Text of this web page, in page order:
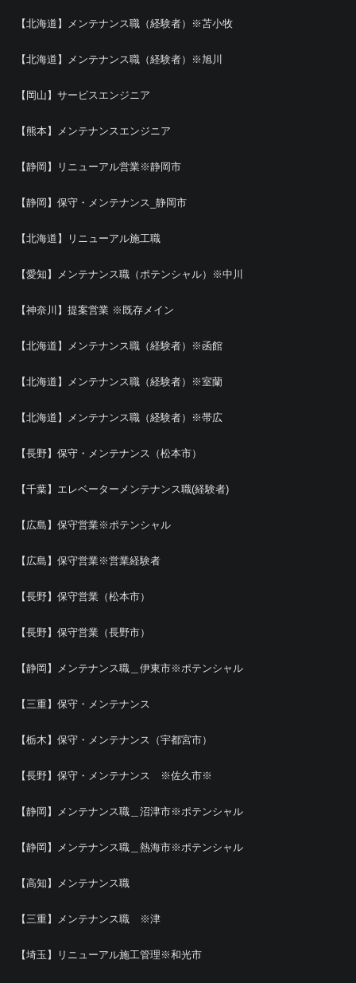
【北海道】メンテナンス職（経験者）※苫小牧
【北海道】メンテナンス職（経験者）※旭川
【岡山】サービスエンジニア
【熊本】メンテナンスエンジニア
【静岡】リニューアル営業※静岡市
【静岡】保守・メンテナンス_静岡市
【北海道】リニューアル施工職
【愛知】メンテナンス職（ポテンシャル）※中川
【神奈川】提案営業 ※既存メイン
【北海道】メンテナンス職（経験者）※函館
【北海道】メンテナンス職（経験者）※室蘭
【北海道】メンテナンス職（経験者）※帯広
【長野】保守・メンテナンス（松本市）
【千葉】エレベーターメンテナンス職(経験者)
【広島】保守営業※ポテンシャル
【広島】保守営業※営業経験者
【長野】保守営業（松本市）
【長野】保守営業（長野市）
【静岡】メンテナンス職＿伊東市※ポテンシャル
【三重】保守・メンテナンス
【栃木】保守・メンテナンス（宇都宮市）
【長野】保守・メンテナンス ※佐久市※
【静岡】メンテナンス職＿沼津市※ポテンシャル
【静岡】メンテナンス職＿熱海市※ポテンシャル
【高知】メンテナンス職
【三重】メンテナンス職 ※津
【埼玉】リニューアル施工管理※和光市